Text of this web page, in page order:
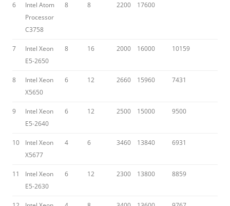
6
Intel Atom
Processor
C3758
8 8 2200 17600
7
Intel Xeon
E5-2650
8 16 2000 16000 10159
8
Intel Xeon
X5650
6 12 2660 15960 7431
9
Intel Xeon
E5-2640
6 12 2500 15000 9500
10
Intel Xeon
X5677
4 6 3460 13840 6931
11
Intel Xeon
E5-2630
6 12 2300 13800 8859